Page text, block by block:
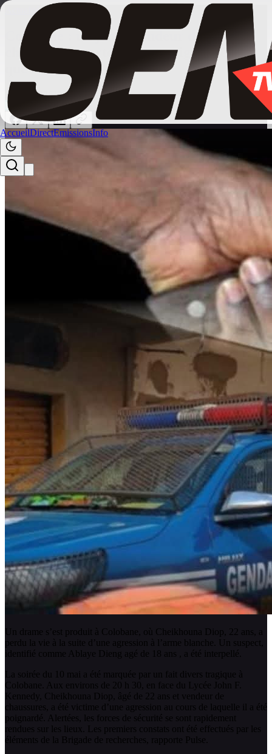
AccueilDirectEmissionsInfo
Actualités/
Colobane : un jeune vendeur de
chaussures mortellement poignardé, ce
que l’on sait
12 mai 202612:41
FAITS DIVERS
Un drame s’est produit à Colobane, où Cheikhouna Diop, 22 ans, a
perdu la vie à la suite d’une agression à l’arme blanche. Un suspect,
identifié comme Ablaye Dieng agé de 18 ans , a été interpellé.
La soirée du 10 mai a été marquée par un fait divers tragique à
Colobane. Aux environs de 20 h 30, en face du Lycée John F.
Kennedy, Cheikhouna Diop, âgé de 22 ans et vendeur de
chaussures, a été victime d’une agression au cours de laquelle il a été
poignardé. Alertées, les forces de sécurité se sont rapidement
rendues sur les lieux. Les premiers constats ont été effectués par les
éléments de la Brigade de recherches, rapporte Pulse.